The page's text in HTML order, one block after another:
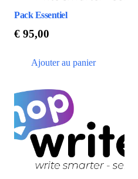
Pack Essentiel
€ 95,00
Ajouter au panier